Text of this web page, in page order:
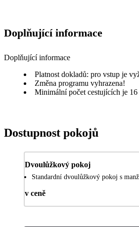
Doplňující informace
Doplňující informace
Platnost dokladů: pro vstup je
Změna programu vyhrazena!
Minimální počet cestujících je 16
Dostupnost pokojů
Dvoulůžkový pokoj
Standardní dvoulůžkový pokoj s
v ceně